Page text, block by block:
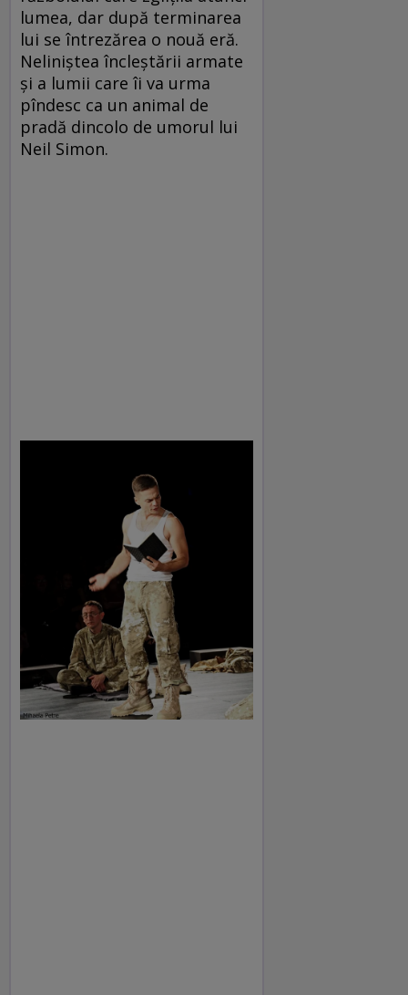
lumea, dar după terminarea
lui se întrezărea o nouă eră.
Neliniştea încleştării armate
şi a lumii care îi va urma
pîndesc ca un animal de
pradă dincolo de umorul lui
Neil Simon.